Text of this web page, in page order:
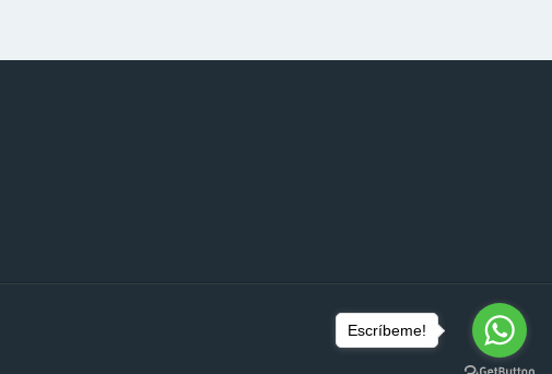
Escríbeme!